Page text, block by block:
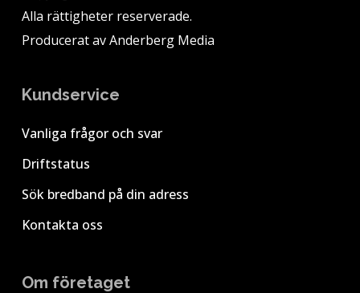
Alla rättigheter reserverade.
Producerat avAnderberg Media
Kundservice
Vanliga frågor och svar
Driftstatus
Sök bredband på din adress
Kontakta oss
Om företaget